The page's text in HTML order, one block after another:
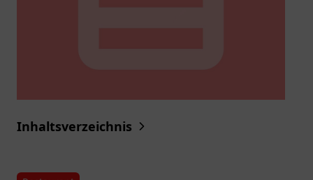
Inhaltsverzeichnis